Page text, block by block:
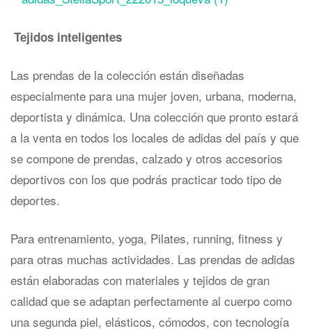
Tejidos inteligentes
Las prendas de la colección están diseñadas
especialmente para una mujer joven, urbana, moderna,
deportista y dinámica. Una colección que pronto estará
a la venta en todos los locales de adidas del país y que
se compone de prendas, calzado y otros accesorios
deportivos con los que podrás practicar todo tipo de
deportes.
Para entrenamiento, yoga, Pilates, running, fitness y
para otras muchas actividades. Las prendas de adidas
están elaboradas con materiales y tejidos de gran
calidad que se adaptan perfectamente al cuerpo como
una segunda piel, elásticos, cómodos, con tecnología